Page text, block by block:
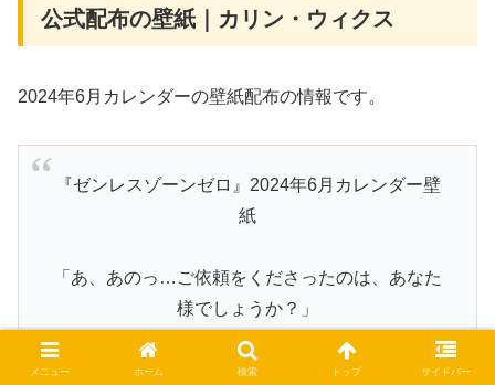
公式配布の壁紙｜カリン・ウィクス
2024年6月カレンダーの壁紙配布の情報です。
『ゼンレスゾーンゼロ』2024年6月カレンダー壁
紙
「あ、あのっ…ご依頼をくださったのは、あなた
様でしょうか？」
「ご指名頂き光栄ですわ。ヴィクトリア家政がお
メニュー ホーム 検索 トップ サイドバー